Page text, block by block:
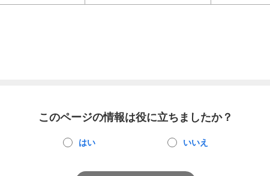
このページの情報は役に立ちましたか？
はい いいえ